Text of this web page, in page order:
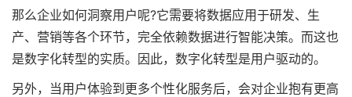
那么企业如何洞察用户呢?它需要将数据应用于研发、生
产、营销等各个环节，完全依赖数据进行智能决策。而这也
是数字化转型的实质。因此，数字化转型是用户驱动的。
另外，当用户体验到更多个性化服务后，会对企业抱有更高